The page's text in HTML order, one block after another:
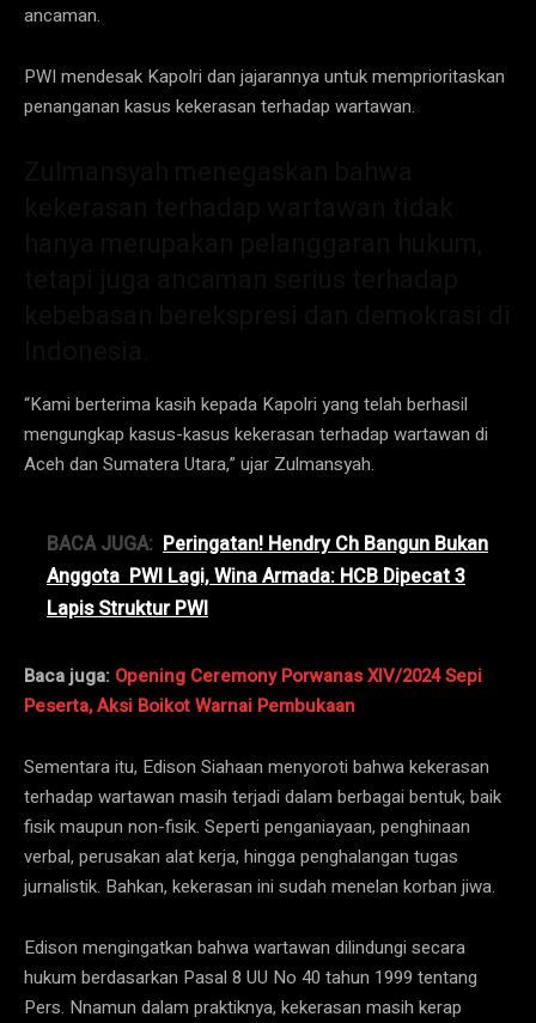
ancaman.
PWI mendesak Kapolri dan jajarannya untuk memprioritaskan
penanganan kasus kekerasan terhadap wartawan.
“Kami berterima kasih kepada Kapolri yang telah berhasil
mengungkap kasus-kasus kekerasan terhadap wartawan di
Aceh dan Sumatera Utara,” ujar Zulmansyah.
BACA JUGA: Peringatan! Hendry Ch Bangun Bukan
Anggota PWI Lagi, Wina Armada: HCB Dipecat 3
Lapis Struktur PWI
Baca juga: Opening Ceremony Porwanas XIV/2024 Sepi
Peserta, Aksi Boikot Warnai Pembukaan
Sementara itu, Edison Siahaan menyoroti bahwa kekerasan
terhadap wartawan masih terjadi dalam berbagai bentuk, baik
fisik maupun non-fisik. Seperti penganiayaan, penghinaan
verbal, perusakan alat kerja, hingga penghalangan tugas
jurnalistik. Bahkan, kekerasan ini sudah menelan korban jiwa.
Edison mengingatkan bahwa wartawan dilindungi secara
hukum berdasarkan Pasal 8 UU No 40 tahun 1999 tentang
Pers. Nnamun dalam praktiknya, kekerasan masih kerap